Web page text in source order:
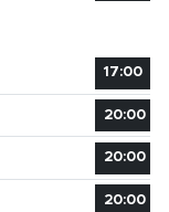
17:00
20:00
20:00
20:00